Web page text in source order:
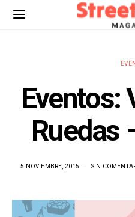
Eventos:
Ruedas
5 NOVIEMBRE, 2015 SIN